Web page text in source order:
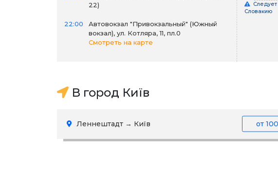
22)
22:00
Автовокзал "Привокзальный" (Южный
вокзал), ул. Котляра, 11, пл.0
Смотреть на карте
Словакию
В город Київ
Леннештадт → Київ от